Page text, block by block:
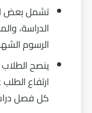
تشمل بعض
الدراسة،
الرسوم
ينصح
ارتفاع
كل فصل